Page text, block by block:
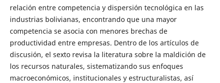
relación entre competencia y dispersión tecnológica en las
industrias bolivianas, encontrando que una mayor
competencia se asocia con menores brechas de
productividad entre empresas. Dentro de los artículos de
discusión, el sexto revisa la literatura sobre la maldición de
los recursos naturales, sistematizando sus enfoques
macroeconómicos, institucionales y estructuralistas, así